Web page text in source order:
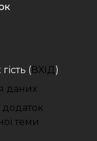
(ВХІД )
даних
додаток
теми